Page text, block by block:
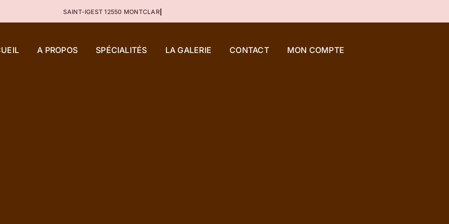
A PROPOS SPÉCIALITÉS LA GALERIE CONTACT MON COMPTE